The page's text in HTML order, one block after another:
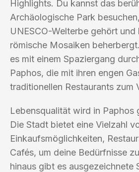
Highlights. Du kannst das
Archäologische Park
UNESCO-Welterbe gehört
römische Mosaiken
es mit einem Spaziergang
Paphos, die mit ihren engen
traditionellen Restaurants zum
Lebensqualität wird in Paphos
Die Stadt bietet eine Vielzahl
Einkaufsmöglichkeiten,
Cafés, um deine Bedürfnisse
hinaus gibt es ausgezeichnete